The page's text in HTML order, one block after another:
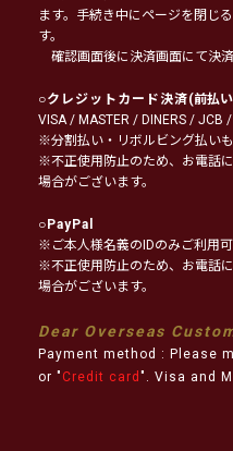
ます。手続き中にページを閉じ
す。
確認画面後に決済画面にて決
○クレジットカード決済(前払
VISA / MASTER / DINERS / JCB
※分割払い・リボルビング払いも
※不正使用防止のため、お電話
場合がございます。
○PayPal
※ご本人様名義のIDのみご利用可
※不正使用防止のため、お電話
場合がございます。
Dear Overseas
Payment method : Please
or " Credit card ". Visa and